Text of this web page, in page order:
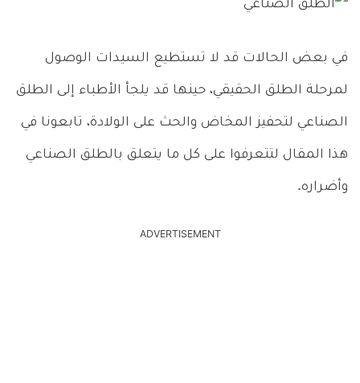
في بعض الحالات قد لا تستطيع السيدات الوصول
لمرحلة الطلق الحقيقي، حينها قد يلجأ الأطباء إلى الطلق
الصناعي لتحفيز المخاض والحث على الولادة، تابعونا في
هذا المقال لتتعرفوا على كل ما يتعلق بالطلق الصناعي
وأضراره.
ADVERTISEMENT